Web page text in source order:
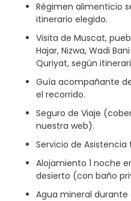
Régimen alimenticio
itinerario elegido.
Visita de Muscat,
Hajar, Nizwa, Wadi
Quriyat, según
Guía acompañante
el recorrido.
Seguro de Viaje
nuestra web).
Servicio de Asistencia
Alojamiento 1 noche
desierto (con baño
Agua mineral durante